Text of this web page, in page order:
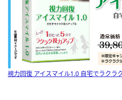
視力回復 アイスマイル1.0 自宅でラクラ